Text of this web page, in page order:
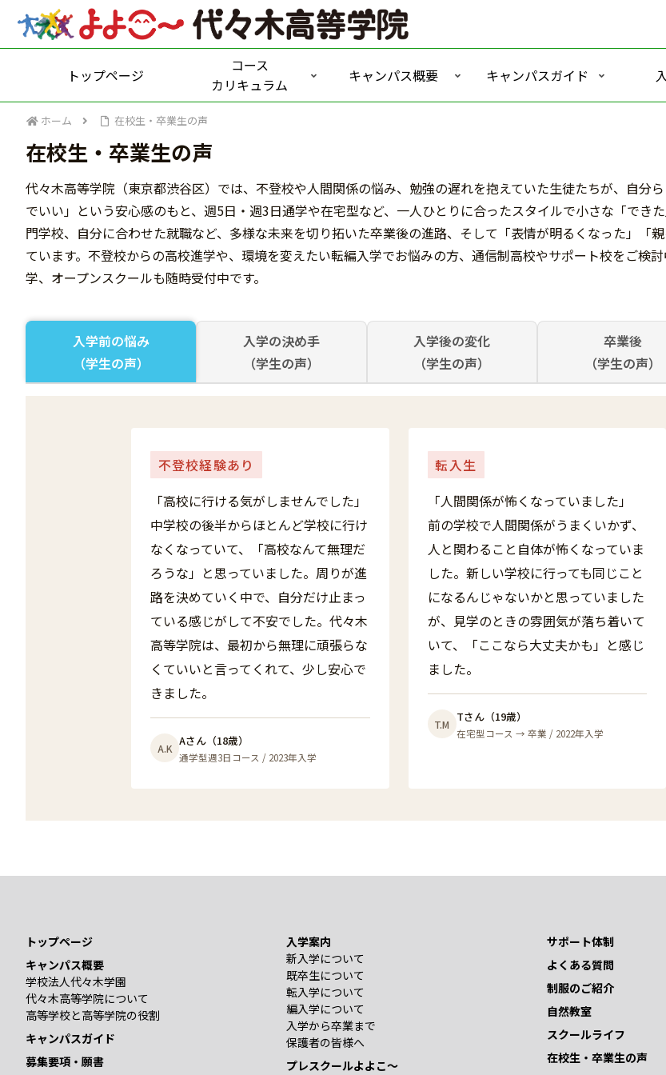
トップページ
コース
カリキュラム
キャンパス概要 キャンパスガイド
ホーム 在校生・卒業生の声
在校生・卒業生の声
代々木高等学院（東京都渋谷区）では、不登校や人間関係の悩み、勉強の遅れを抱えていた生徒たちが、自分
でいい」という安心感のもと、週5日・週3日通学や在宅型など、一人ひとりに合ったスタイルで小さな「でき
門学校、自分に合わせた就職など、多様な未来を切り拓いた卒業後の進路、そして「表情が明るくなった」「
ています。不登校からの高校進学や、環境を変えたい転編入学でお悩みの方、通信制高校やサポート校をご検
学、オープンスクールも随時受付中です。
入学前の悩み
（学生の声）
入学の決め手
（学生の声）
入学後の変化
（学生の声）
卒業後
（学生の声）
不登校経験あり
「高校に行ける気がしませんでした」
中学校の後半からほとんど学校に行け
なくなっていて、「高校なんて無理だ
ろうな」と思っていました。周りが進
路を決めていく中で、自分だけ止まっ
ている感じがして不安でした。代々木
高等学院は、最初から無理に頑張らな
くていいと言ってくれて、少し安心で
きました。
A.K
Aさん（18歳）
通学型週3日コース / 2023年入学
転入生
「人間関係が怖くなっていました」
前の学校で人間関係がうまくいかず、
人と関わること自体が怖くなっていま
した。新しい学校に行っても同じこと
になるんじゃないかと思っていました
が、見学のときの雰囲気が落ち着いて
いて、「ここなら大丈夫かも」と感じ
ました。
T.M
Tさん（19歳）
在宅型コース → 卒業 / 2022年入学
トップページ
キャンパス概要
学校法人代々木学園
代々木高等学院について
高等学校と高等学院の役割
キャンパスガイド
募集要項・願書
入学案内
新入学について
既卒生について
転入学について
編入学について
入学から卒業まで
保護者の皆様へ
プレスクールよよこ～
サポート体制
よくある質問
制服のご紹介
自然教室
スクールライフ
在校生・卒業生の声